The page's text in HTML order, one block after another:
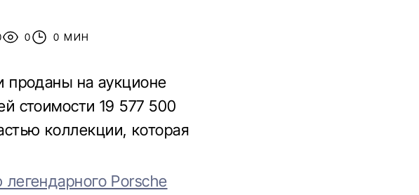
0 0 МИН
проданы на аукционе
стоимости 19 577 500
коллекции, которая
Porsche